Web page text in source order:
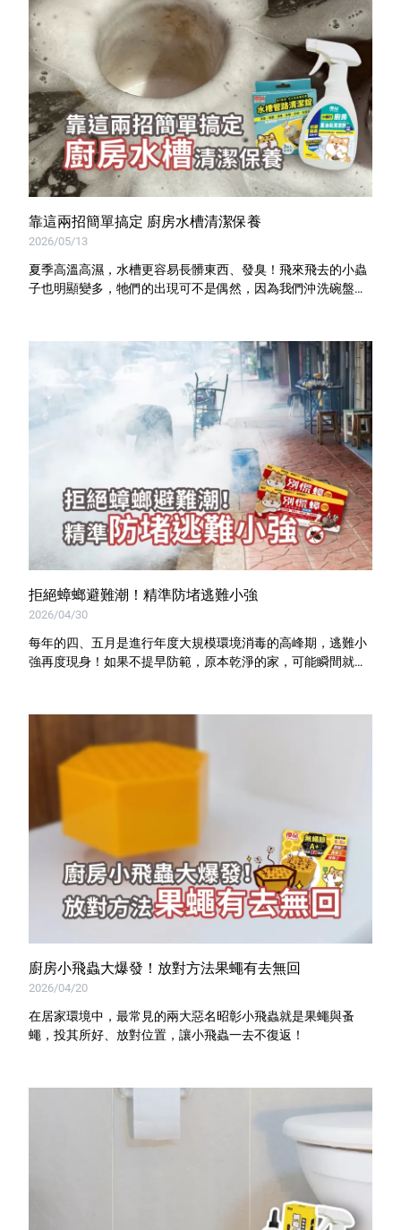
靠這兩招簡單搞定 廚房水槽清潔保養
2026/05/13
夏季高溫高濕，水槽更容易長髒東西、發臭！飛來飛去的小蟲
子也明顯變多，牠們的出現可不是偶然，因為我們沖洗碗盤留
拒絕蟑螂避難潮！精準防堵逃難小強
2026/04/30
每年的四、五月是進行年度大規模環境消毒的高峰期，逃難小
強再度現身！如果不提早防範，原本乾淨的家，可能瞬間就成
廚房小飛蟲大爆發！放對方法果蠅有去無回
2026/04/20
在居家環境中，最常見的兩大惡名昭彰小飛蟲就是果蠅與蚤
蠅，投其所好、放對位置，讓小飛蟲一去不復返！